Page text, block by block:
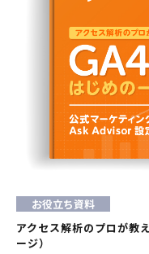
お役立ち資料
アクセス解析のプロが
ージ）